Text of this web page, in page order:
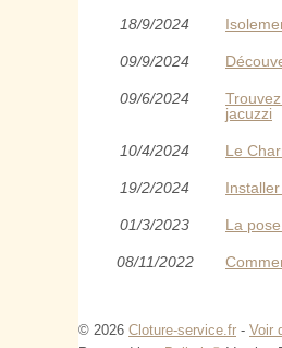
18/9/2024
09/9/2024
09/6/2024
jacuzzi
10/4/2024 Le
19/2/2024
01/3/2023 La
08/11/2022
© 2026 Cloture-service.fr - Voir